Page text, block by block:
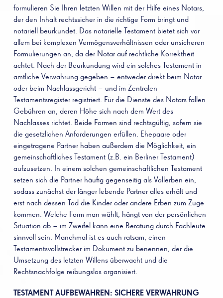
formulieren Sie Ihren letzten Willen mit der Hilfe eines Notars,
der den Inhalt rechtssicher in die richtige Form bringt und
notariell beurkundet. Das notarielle Testament bietet sich vor
allem bei komplexen Vermögensverhältnissen oder unsicheren
Formulierungen an, da der Notar auf rechtliche Korrektheit
achtet. Nach der Beurkundung wird ein solches Testament in
amtliche Verwahrung gegeben – entweder direkt beim Notar
oder beim Nachlassgericht – und im Zentralen
Testamentsregister registriert. Für die Dienste des Notars fallen
Gebühren an, deren Höhe sich nach dem Wert des
Nachlasses richtet. Beide Formen sind rechtsgültig, sofern sie
die gesetzlichen Anforderungen erfüllen. Ehepaare oder
eingetragene Partner haben außerdem die Möglichkeit, ein
gemeinschaftliches Testament (z.B. ein Berliner Testament)
aufzusetzen. In einem solchen gemeinschaftlichen Testament
setzen sich die Partner häufig gegenseitig als Vollerben ein,
sodass zunächst der länger lebende Partner alles erhält und
erst nach dessen Tod die Kinder oder andere Erben zum Zuge
kommen. Welche Form man wählt, hängt von der persönlichen
Situation ab – im Zweifel kann eine Beratung durch Fachleute
sinnvoll sein. Manchmal ist es auch ratsam, einen
Testamentsvollstrecker im Dokument zu benennen, der die
Umsetzung des letzten Willens überwacht und die
Rechtsnachfolge reibungslos organisiert.
TESTAMENT AUFBEWAHREN: SICHERE VERWAHRUNG